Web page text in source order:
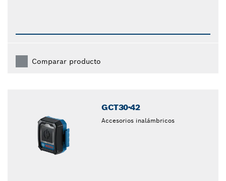
Comparar producto
GCT30-42
Accesorios inalámbricos